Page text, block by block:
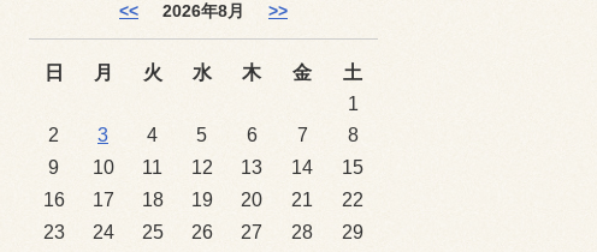
<< 2026年8月 >>
日 月 火 水 木 金
土
1
2
3 4 5 6 7
8
9
10 11 12 13 14
15
16
17 18 19 20 21
22
23
24 25 26 27 28
29